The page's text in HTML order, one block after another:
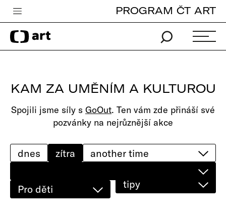
Česká televize
Zpravodajství
iVysílání
TV program
edu
PROGRAM ČT ART
KAM ZA UMĚNÍM A KULTUROU
Spojili jsme síly s GoOut. Ten vám zde přináší své
pozvánky na nejrůznější akce
Pro děti
dnes zítra
tipy